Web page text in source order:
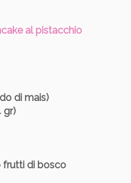
al pistacchio
di mais)
gr)
frutti di bosco